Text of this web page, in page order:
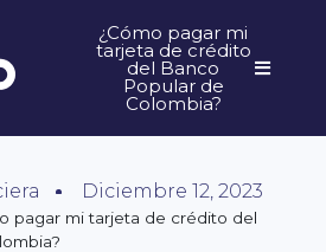
¿Cómo pagar mi
tarjeta de crédito
del Banco
Popular de
Colombia?
Diciembre 12, 2023
pagar mi tarjeta de crédito del